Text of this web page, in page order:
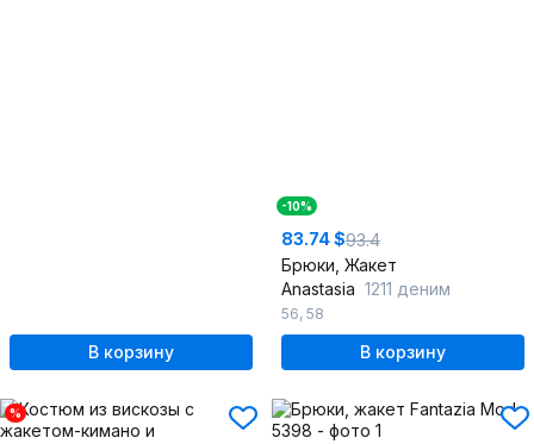
В корзину
-10%
83.74 $93.4
Брюки, Жакет
Anastasia 1211 деним
56, 58
В корзину
%